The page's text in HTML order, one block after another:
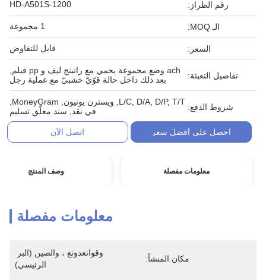
رقم الطراز: HD-A501S-1200
الـ MOQ: 1 مجموعة
السعر: قابل للتفاوض
تفاصيل التعبئة:
ach وضع مجموعة يحمي مع راتينج ليف و pp فيلم,
بعد ذلك داخل حالة قوّيّ خشبيّ مع عملية رجل
شروط الدفع:
في نقد, سند معلّق تسليم
احصل على أفضل سعر اتصل الآن
معلومات مفصلة وصف المنتج
معلومات مفصلة
مكان المنشأ:
الرئيسي)